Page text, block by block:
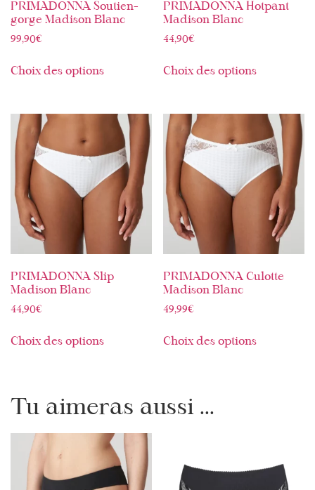
PRIMADONNA Soutien-
gorge Madison Blanc
99,90€
Choix des options
PRIMADONNA Hotpant
Madison Blanc
44,90€
Choix des options
PRIMADONNA Slip
Madison Blanc
44,90€
Choix des options
PRIMADONNA Culotte
Madison Blanc
49,99€
Choix des options
Tu aimeras aussi ...